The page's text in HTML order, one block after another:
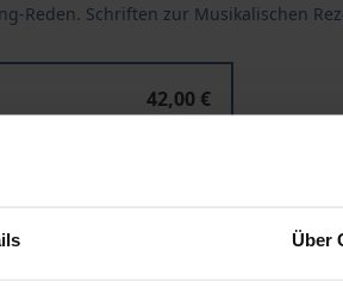
Über
Reden. Schriften zur Musikalischen
42,00 €